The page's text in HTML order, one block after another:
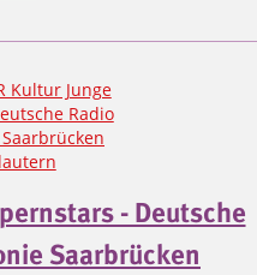
- Deutsche
Saarbrücken